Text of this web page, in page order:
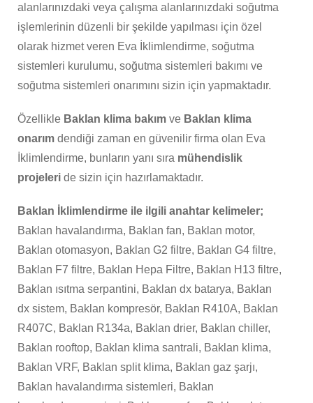
alanlarınızdaki veya çalışma alanlarınızdaki soğutma
işlemlerinin düzenli bir şekilde yapılması için özel
olarak hizmet veren Eva İklimlendirme, soğutma
sistemleri kurulumu, soğutma sistemleri bakımı ve
soğutma sistemleri onarımını sizin için yapmaktadır.
Özellikle Baklan klima bakım ve Baklan klima
onarım dendiği zaman en güvenilir firma olan Eva
İklimlendirme, bunların yanı sıra mühendislik
projeleri de sizin için hazırlamaktadır.
Baklan İklimlendirme ile ilgili anahtar kelimeler;
Baklan havalandırma, Baklan fan, Baklan motor,
Baklan otomasyon, Baklan G2 filtre, Baklan G4 filtre,
Baklan F7 filtre, Baklan Hepa Filtre, Baklan H13 filtre,
Baklan ısıtma serpantini, Baklan dx batarya, Baklan
dx sistem, Baklan kompresör, Baklan R410A, Baklan
R407C, Baklan R134a, Baklan drier, Baklan chiller,
Baklan rooftop, Baklan klima santrali, Baklan klima,
Baklan VRF, Baklan split klima, Baklan gaz şarjı,
Baklan havalandırma sistemleri, Baklan